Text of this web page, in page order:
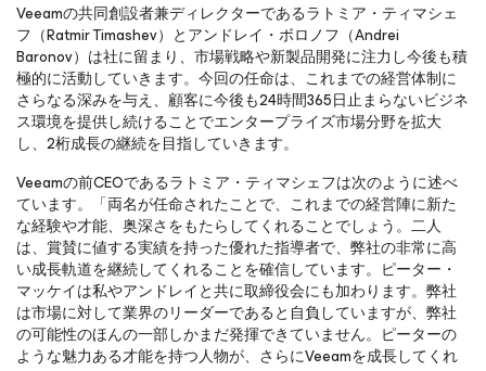
Veeamの共同創設者兼ディレクターであるラトミア・ティマシェ
フ（Ratmir Timashev）とアンドレイ・ボロノフ（Andrei
Baronov）は社に留まり、市場戦略や新製品開発に注力し今後も積
極的に活動していきます。今回の任命は、これまでの経営体制に
さらなる深みを与え、顧客に今後も24時間365日止まらないビジネ
ス環境を提供し続けることでエンタープライズ市場分野を拡大
し、2桁成長の継続を目指していきます。
Veeamの前CEOであるラトミア・ティマシェフは次のように述べ
ています。「両名が任命されたことで、これまでの経営陣に新た
な経験や才能、奥深さをもたらしてくれることでしょう。二人
は、賞賛に値する実績を持った優れた指導者で、弊社の非常に高
い成長軌道を継続してくれることを確信しています。ピーター・
マッケイは私やアンドレイと共に取締役会にも加わります。弊社
は市場に対して業界のリーダーであると自負していますが、弊社
の可能性のほんの一部しかまだ発揮できていません。ピーターの
ような魅力ある才能を持つ人物が、さらにVeeamを成長してくれ